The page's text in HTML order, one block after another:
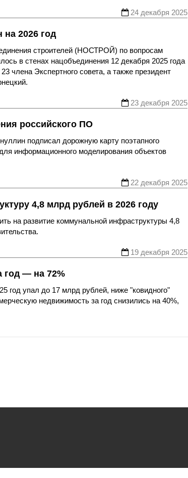
24 декабря 2025
2026 год
строителей (НОСТРОЙ) по вопросам
в стенах нацобъединения 12 декабря 2025 года
члена Экспертного совета, а также президент
23 декабря 2025
российского ПО
подписал дорожную карту поэтапного
информационного моделирования объектов
22 декабря 2025
4,8 млрд рублей в 2026 году
на развитие коммунальной инфраструктуры 4,8
19 декабря 2025
год — на 72%
год упал до 17 млрд рублей, ниже "ковидного"
недвижимость за год снизились на 40%,